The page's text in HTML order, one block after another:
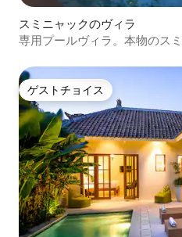
スミニャックのヴィラ
専用プールヴィラ。本物のス
ゲストチョイス
ゲストチョイス